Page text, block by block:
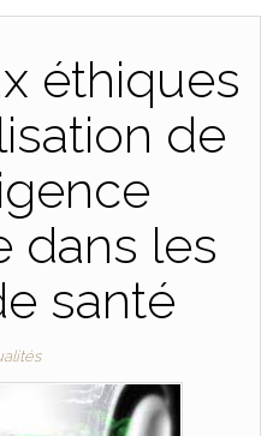
éthiques
de
dans les
santé